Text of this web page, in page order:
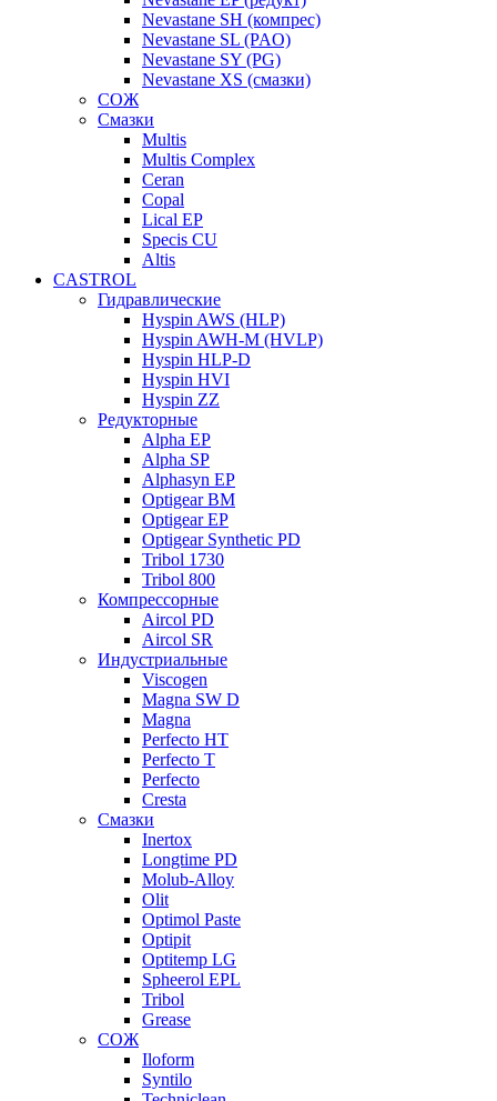
Nevastane SH (компрес)
Nevastane SL (PAO)
Nevastane SY (PG)
Nevastane XS (смазки)
СОЖ
Смазки
Multis
Multis Complex
Ceran
Copal
Lical EP
Specis CU
Altis
CASTROL
Гидравлические
Hyspin AWS (HLP)
Hyspin AWH-M (HVLP)
Hyspin HLP-D
Hyspin HVI
Hyspin ZZ
Редукторные
Alpha EP
Alpha SP
Alphasyn EP
Optigear BM
Optigear EP
Optigear Synthetic PD
Tribol 1730
Tribol 800
Компрессорные
Aircol PD
Aircol SR
Индустриальные
Viscogen
Magna SW D
Magna
Perfecto HT
Perfecto T
Perfecto
Cresta
Смазки
Inertox
Longtime PD
Molub-Alloy
Olit
Optimol Paste
Optipit
Optitemp LG
Spheerol EPL
Tribol
Grease
СОЖ
Iloform
Syntilo